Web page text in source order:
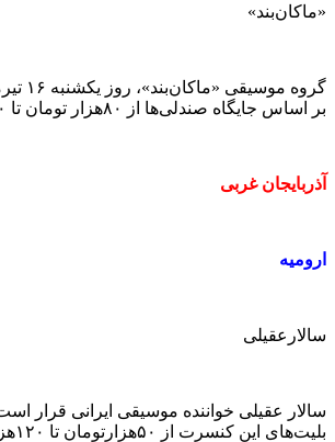
«ماکان‌بند»
بر اساس جایگاه صندلی‌ها از ۸۰‌هزار تومان تا ۱۲۰‌هزار تومان متغیر است و هنوز به طور کامل فروش نرفته است.
آذربایجان غربی
ارومیه
سالارعقیلی
بلیت‌های این کنسرت از ۵۰‌هزارتومان تا ۱۲۰‌هزار تومان متغیر است.